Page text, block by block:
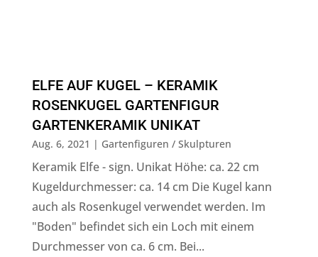
ELFE AUF KUGEL – KERAMIK
ROSENKUGEL GARTENFIGUR
GARTENKERAMIK UNIKAT
Aug. 6, 2021 | Gartenfiguren / Skulpturen
Keramik Elfe - sign. Unikat Höhe: ca. 22 cm
Kugeldurchmesser: ca. 14 cm Die Kugel kann
auch als Rosenkugel verwendet werden. Im
"Boden" befindet sich ein Loch mit einem
Durchmesser von ca. 6 cm. Bei...